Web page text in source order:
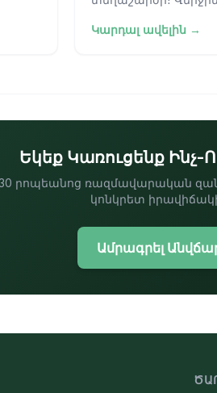
[2026]
«որոնողական
Կարդալ ավելին →
Եկեք Կառուցենք
րոպեանոց ռազմավարական
կոնկրետ
Ամրագրել